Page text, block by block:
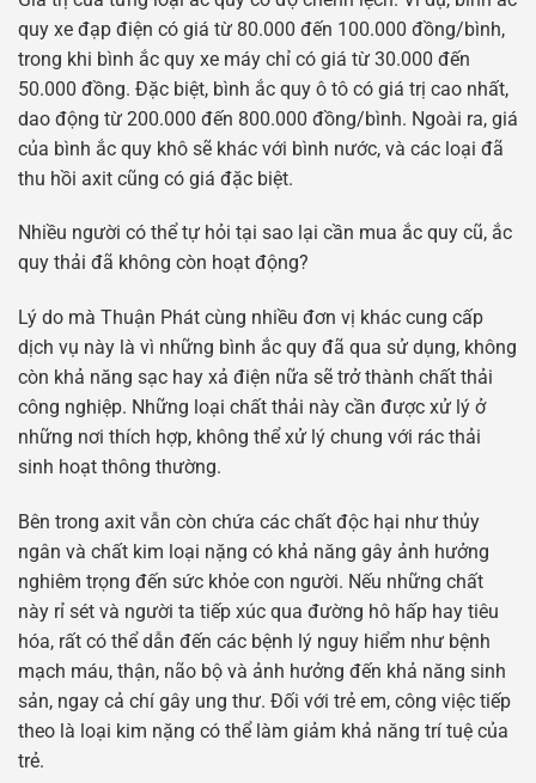
quy xe đạp điện có giá từ 80.000 đến 100.000 đồng/bình,
trong khi bình ắc quy xe máy chỉ có giá từ 30.000 đến
50.000 đồng. Đặc biệt, bình ắc quy ô tô có giá trị cao nhất,
dao động từ 200.000 đến 800.000 đồng/bình. Ngoài ra, giá
của bình ắc quy khô sẽ khác với bình nước, và các loại đã
thu hồi axit cũng có giá đặc biệt.
Nhiều người có thể tự hỏi tại sao lại cần mua ắc quy cũ, ắc
quy thải đã không còn hoạt động?
Lý do mà Thuận Phát cùng nhiều đơn vị khác cung cấp
dịch vụ này là vì những bình ắc quy đã qua sử dụng, không
còn khả năng sạc hay xả điện nữa sẽ trở thành chất thải
công nghiệp. Những loại chất thải này cần được xử lý ở
những nơi thích hợp, không thể xử lý chung với rác thải
sinh hoạt thông thường.
Bên trong axit vẫn còn chứa các chất độc hại như thủy
ngân và chất kim loại nặng có khả năng gây ảnh hưởng
nghiêm trọng đến sức khỏe con người. Nếu những chất
này rỉ sét và người ta tiếp xúc qua đường hô hấp hay tiêu
hóa, rất có thể dẫn đến các bệnh lý nguy hiểm như bệnh
mạch máu, thận, não bộ và ảnh hưởng đến khả năng sinh
sản, ngay cả chí gây ung thư. Đối với trẻ em, công việc tiếp
theo là loại kim nặng có thể làm giảm khả năng trí tuệ của
trẻ.